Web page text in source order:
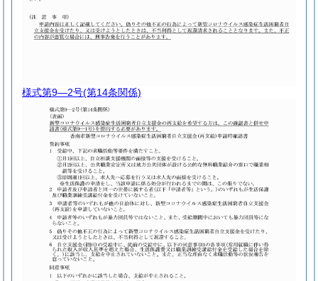
様式第9―2号(第14条関係)